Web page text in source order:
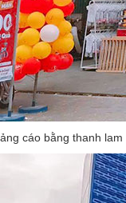
cáo bằng thanh